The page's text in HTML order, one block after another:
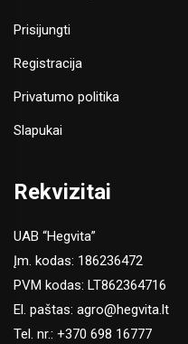
Prisijungti
Registracija
Privatumo politika
Slapukai
Rekvizitai
UAB “Hegvita”
Įm. kodas: 186236472
PVM kodas: LT862364716
El. paštas: agro@hegvita.lt
Tel. nr.: +370 698 16777